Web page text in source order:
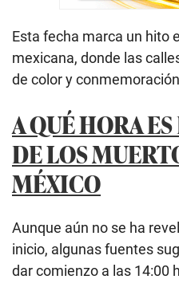
Esta fecha marca un hito
mexicana, donde las
de color y
A QUÉ HORA
DE LOS
MÉXICO
Aunque aún no se ha
inicio, algunas fuentes
dar comienzo a las 14:00